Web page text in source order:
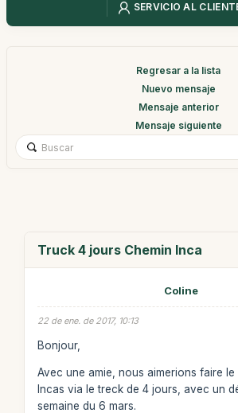
SERVICIO AL
Regresar a la lista
Nuevo mensaje
Mensaje anterior
Mensaje siguiente
Truck 4 jours Chemin Inca
Coline
22 de ene. de 2017, 10:13
Bonjour,
Avec une amie, nous aimerions faire le
Incas via le treck de 4 jours, avec un
semaine du 6 mars.